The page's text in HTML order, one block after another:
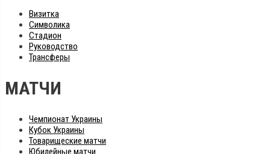
Визитка
Символика
Стадион
Руководство
Трансферы
МАТЧИ
Чемпионат Украины
Кубок Украины
Товарищеские матчи
Юбилейные матчи